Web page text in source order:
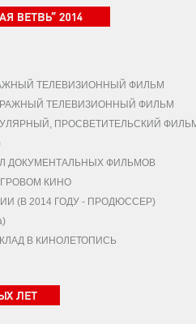
ТЕЛЕВИЗИОННЫЙ ФИЛЬМ
ТЕЛЕВИЗИОННЫЙ ФИЛЬМ
ПРОСВЕТИТЕЛЬСКИЙ
ДОКУМЕНТАЛЬНЫХ ФИЛЬМОВ
КИНО
(В 2014 ГОДУ - ПРОДЮССЕР)
В КИНОЛЕТОПИСЬ